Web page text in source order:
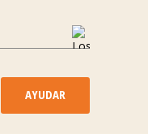
SALTAR
NAVEGACIÓN
AYUDAR